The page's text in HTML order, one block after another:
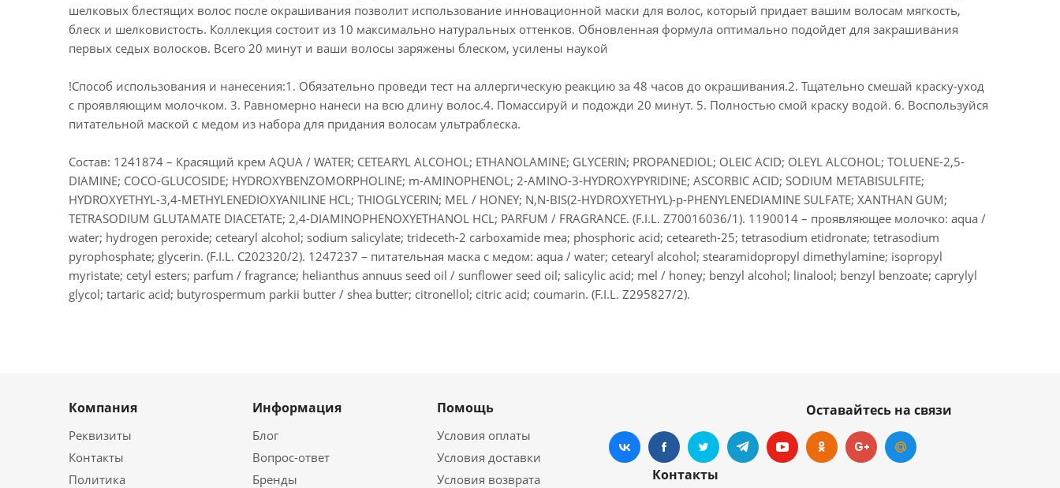
шелковых блестящих волос после окрашивания позволит использование инновационной маски для волос, который придает вашим волосам мягкость,
блеск и шелковистость. Коллекция состоит из 10 максимально натуральных оттенков. Обновленная формула оптимально подойдет для закрашивания
первых седых волосков. Всего 20 минут и ваши волосы заряжены блеском, усилены наукой
!Способ использования и нанесения:1. Обязательно проведи тест на аллергическую реакцию за 48 часов до окрашивания.2. Тщательно смешай краску-уход
с проявляющим молочком. 3. Равномерно нанеси на всю длину волос.4. Помассируй и подожди 20 минут. 5. Полностью смой краску водой. 6. Воспользуйся
питательной маской с медом из набора для придания волосам ультраблеска.
Состав: 1241874 – Красящий крем AQUA / WATER; CETEARYL ALCOHOL; ETHANOLAMINE; GLYCERIN; PROPANEDIOL; OLEIC ACID; OLEYL ALCOHOL; TOLUENE-2,5-
DIAMINE; COCO-GLUCOSIDE; HYDROXYBENZOMORPHOLINE; m-AMINOPHENOL; 2-AMINO-3-HYDROXYPYRIDINE; ASCORBIC ACID; SODIUM METABISULFITE;
HYDROXYETHYL-3,4-METHYLENEDIOXYANILINE HCL; THIOGLYCERIN; MEL / HONEY; N,N-BIS(2-HYDROXYETHYL)-p-PHENYLENEDIAMINE SULFATE; XANTHAN GUM;
TETRASODIUM GLUTAMATE DIACETATE; 2,4-DIAMINOPHENOXYETHANOL HCL; PARFUM / FRAGRANCE. (F.I.L. Z70016036/1). 1190014 – проявляющее молочко: aqua /
water; hydrogen peroxide; cetearyl alcohol; sodium salicylate; trideceth-2 carboxamide mea; phosphoric acid; ceteareth-25; tetrasodium etidronate; tetrasodium
pyrophosphate; glycerin. (F.I.L. C202320/2). 1247237 – питательная маска с медом: aqua / water; cetearyl alcohol; stearamidopropyl dimethylamine; isopropyl
myristate; cetyl esters; parfum / fragrance; helianthus annuus seed oil / sunflower seed oil; salicylic acid; mel / honey; benzyl alcohol; linalool; benzyl benzoate; caprylyl
glycol; tartaric acid; butyrospermum parkii butter / shea butter; citronellol; citric acid; coumarin. (F.I.L. Z295827/2).
Компания
Реквизиты
Контакты
Политика
Информация
Блог
Вопрос-ответ
Бренды
Помощь
Условия оплаты
Условия доставки
Условия возврата
Оставайтесь на связи
Контакты